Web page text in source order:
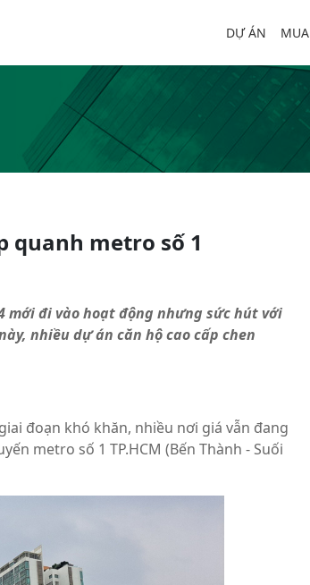
DỰ ÁN MUA
quanh metro số 1
mới đi vào hoạt động nhưng sức hút với
nhiều dự án căn hộ cao cấp chen
đoạn khó khăn, nhiều nơi giá vẫn đang
metro số 1 TP.HCM (Bến Thành - Suối